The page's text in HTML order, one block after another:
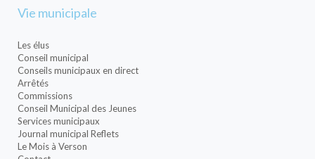
Vie municipale
Les élus
Conseil municipal
Conseils municipaux en direct
Arrêtés
Commissions
Conseil Municipal des Jeunes
Services municipaux
Journal municipal Reflets
Le Mois à Verson